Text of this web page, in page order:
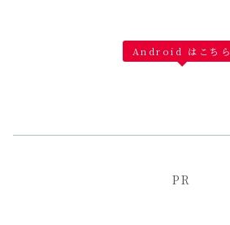
Android はこちら
PR